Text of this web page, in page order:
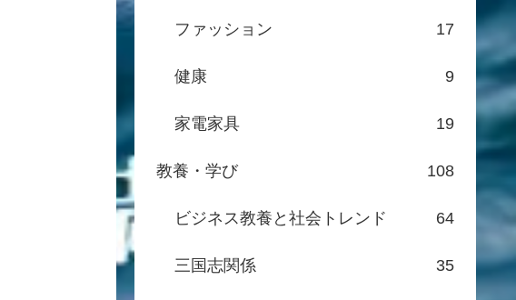
ファッション 17
健康 9
家電家具 19
教養・学び 108
ビジネス教養と社会トレンド 64
三国志関係 35